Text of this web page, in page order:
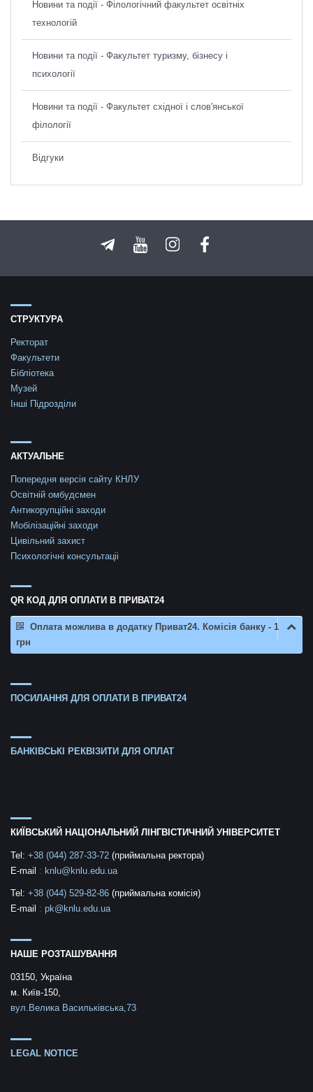
Новини та події - Філологічний факультет освітніх
технологій
Новини та події - Факультет туризму, бізнесу і
психології
Новини та події - Факультет східної і слов'янської
філології
Відгуки
СТРУКТУРА
Ректорат
Факультети
Бібліотека
Музей
Інші Підрозділи
АКТУАЛЬНЕ
Попередня версія сайту КНЛУ
Освітній омбудсмен
Антикорупційні заходи
Мобілізаційні заходи
Цивільний захист
Психологічні консультаціі
QR КОД ДЛЯ ОПЛАТИ В ПРИВАТ24
Оплата можлива в додатку Приват24. Комісія банку - 1
грн
ПОСИЛАННЯ ДЛЯ ОПЛАТИ В ПРИВАТ24
БАНКІВСЬКІ РЕКВІЗИТИ ДЛЯ ОПЛАТ
КИЇВСЬКИЙ НАЦІОНАЛЬНИЙ ЛІНГВІСТИЧНИЙ УНІВЕРСИТЕТ
Tel: +38 (044) 287-33-72 (приймальна ректора)
E-mail : knlu@knlu.edu.ua
Tel: +38 (044) 529-82-86 (приймальна комісія)
E-mail : pk@knlu.edu.ua
НАШЕ РОЗТАШУВАННЯ
03150, Україна
м. Київ-150,
вул.Велика Васильківська,73
LEGAL NOTICE